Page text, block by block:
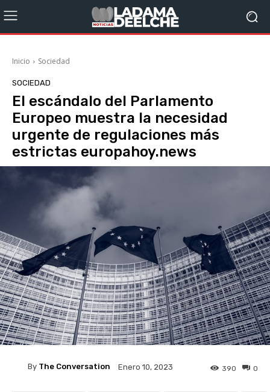
Inicio Sociedad
SOCIEDAD
El escándalo del Parlamento
Europeo muestra la necesidad
urgente de regulaciones más
estrictas europahoy.news
By The Conversation Enero 10, 2023 0
390